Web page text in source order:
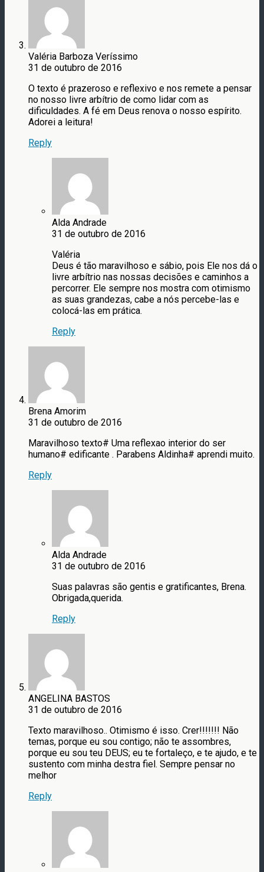
Valéria Barboza Veríssimo
31 de outubro de 2016
O texto é prazeroso e reflexivo e nos remete a pensar
no nosso livre arbítrio de como lidar com as
dificuldades. A fé em Deus renova o nosso espírito.
Adorei a leitura!
Reply
Alda Andrade
31 de outubro de 2016
Valéria
Deus é tão maravilhoso e sábio, pois Ele nos dá o
livre arbítrio nas nossas decisões e caminhos a
percorrer. Ele sempre nos mostra com otimismo
as suas grandezas, cabe a nós percebe-las e
colocá-las em prática.
Reply
Brena Amorim
31 de outubro de 2016
Maravilhoso texto# Uma reflexao interior do ser
humano# edificante . Parabens Aldinha# aprendi muito.
Reply
Alda Andrade
31 de outubro de 2016
Suas palavras são gentis e gratificantes, Brena.
Obrigada,querida.
Reply
ANGELINA BASTOS
31 de outubro de 2016
Texto maravilhoso.. Otimismo é isso. Crer!!!!!!! Não
temas, porque eu sou contigo; não te assombres,
porque eu sou teu DEUS; eu te fortaleço, e te ajudo, e te
sustento com minha destra fiel. Sempre pensar no
melhor
Reply